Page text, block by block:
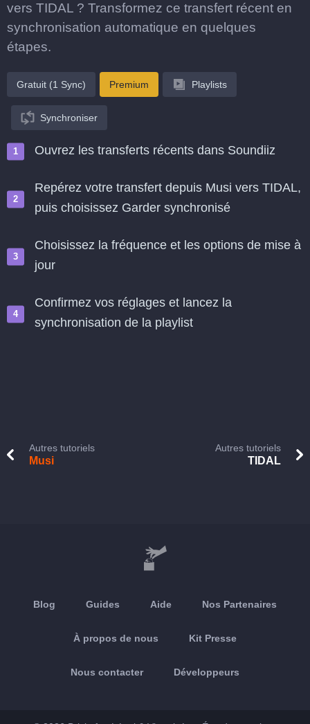
vers TIDAL ? Transformez ce transfert récent en
synchronisation automatique en quelques
étapes.
Gratuit (1 Sync) Premium Playlists
Synchroniser
Ouvrez les transferts récents dans Soundiiz
Repérez votre transfert depuis Musi vers TIDAL,
puis choisissez Garder synchronisé
Choisissez la fréquence et les options de mise à
jour
Confirmez vos réglages et lancez la
synchronisation de la playlist
Autres tutoriels
Musi
Autres tutoriels
TIDAL
Blog Guides Aide Nos Partenaires
À propos de nous Kit Presse
Nous contacter Développeurs